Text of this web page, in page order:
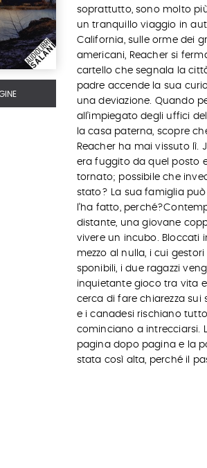
soprattutto, sono molto
un tranquillo viaggio in
California, sulle orme dei
americani, Reacher si
cartello che segnala la
padre accende la sua
una deviazione. Quando
all’impiegato degli uffici
la casa paterna, scopre
Reacher ha mai vissuto lì.
era fuggito da quel posto
tornato; possibile che
stato? La sua famiglia
l’ha fatto,
distante, una giovane
vivere un incubo. Bloccati
mezzo al nulla, i cui
sponibili, i due ragazzi
inquietante gioco tra vita
cerca di fare chiarezza sui
e i canadesi rischiano
cominciano a intrecciarsi.
pagina dopo pagina e la
stata così alta, perché il